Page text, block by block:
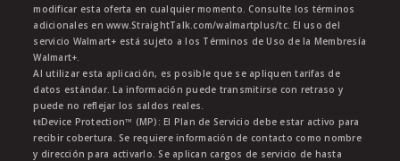
modificar esta oferta en cualquier momento. Consulte los términos
adicionales en www.StraightTalk.com/walmartplus/tc. El uso del
servicio Walmart+ está sujeto a los Términos de Uso de la Membresía
Walmart+.
Al utilizar esta aplicación, es posible que se apliquen tarifas de
datos estándar. La información puede transmitirse con retraso y
puede no reflejar los saldos reales.
ŧŧDevice Protection™ (MP): El Plan de Servicio debe estar activo para
recibir cobertura. Se requiere información de contacto como nombre
y dirección para activarlo. Se aplican cargos de servicio de hasta